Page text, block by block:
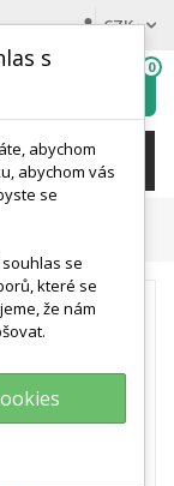
CZK
wishlist
0
s
abychom
abychom vás
se
se
které se
že nám